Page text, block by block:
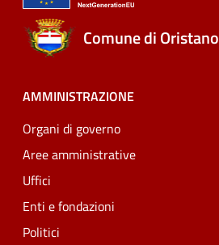
Comune di Oristano
AMMINISTRAZIONE
Organi di governo
Aree amministrative
Uffici
Enti e fondazioni
Politici